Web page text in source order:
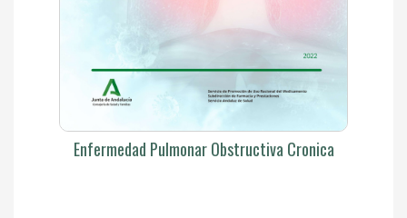
Enfermedad Pulmonar Obstructiva Cronica